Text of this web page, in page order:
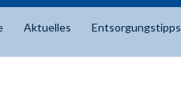
Aktuelles Entsorgungstipps